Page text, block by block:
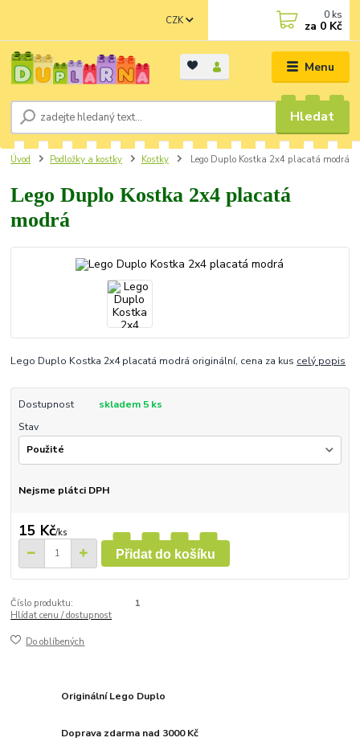
Menu
CZK
Hledat
0 ks
za 0 Kč
Úvod Podložky a kostky Kostky Lego Duplo Kostka 2x4 placatá modrá
Lego Duplo Kostka 2x4 placatá
modrá
Lego Duplo Kostka 2x4 placatá modrá originální, cena za kus celý popis
Dostupnost
skladem 5 ks
Stav
Nejsme plátci DPH
15 Kč/ks
Přidat do košíku
Číslo produktu:
1
Hlídat cenu / dostupnost
Do oblíbených
Originální Lego Duplo
Doprava zdarma nad 3000 Kč